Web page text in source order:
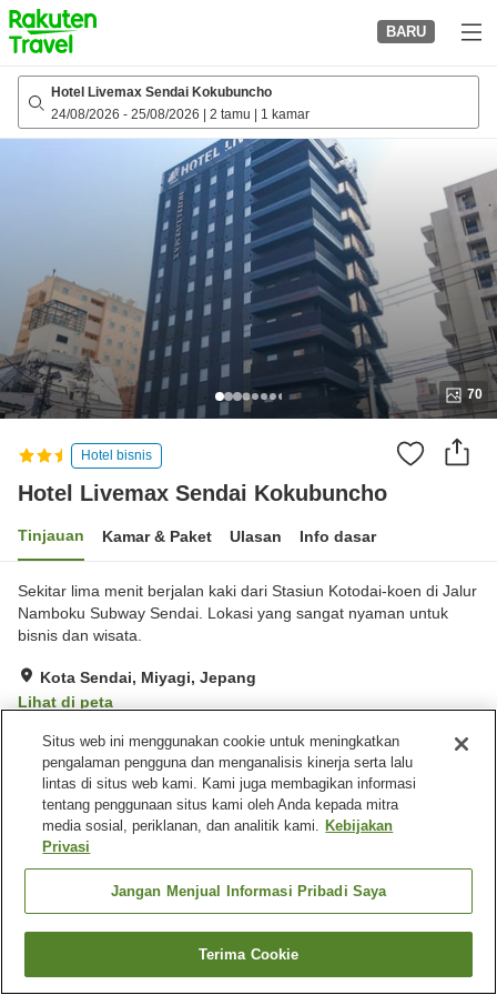
to
top
page
BARU
Hotel Livemax Sendai Kokubuncho
24/08/2026 - 25/08/2026 2 tamu 1 kamar
70
Hotel bisnis
Hotel Livemax Sendai Kokubuncho
Tinjauan Kamar & Paket Ulasan Info dasar
Sekitar lima menit berjalan kaki dari Stasiun Kotodai-koen di Jalur
Namboku Subway Sendai. Lokasi yang sangat nyaman untuk
bisnis dan wisata.
Kota Sendai, Miyagi, Jepang
Lihat di peta
Sangat baik Ulasan:216
Fasilitas properti
Wi-Fi
Spa / Salon kecantikan
Mesin penjual otomatis
Beranda Jepang Miyagi
Kota Sendai
Hotel Livemax Sendai Kokubuncho
Cari kamar
Situs web ini menggunakan cookie untuk meningkatkan
pengalaman pengguna dan menganalisis kinerja serta lalu
lintas di situs web kami. Kami juga membagikan informasi
tentang penggunaan situs kami oleh Anda kepada mitra
media sosial, periklanan, dan analitik kami. Kebijakan
Privasi
Jangan Menjual Informasi Pribadi Saya
Terima Cookie